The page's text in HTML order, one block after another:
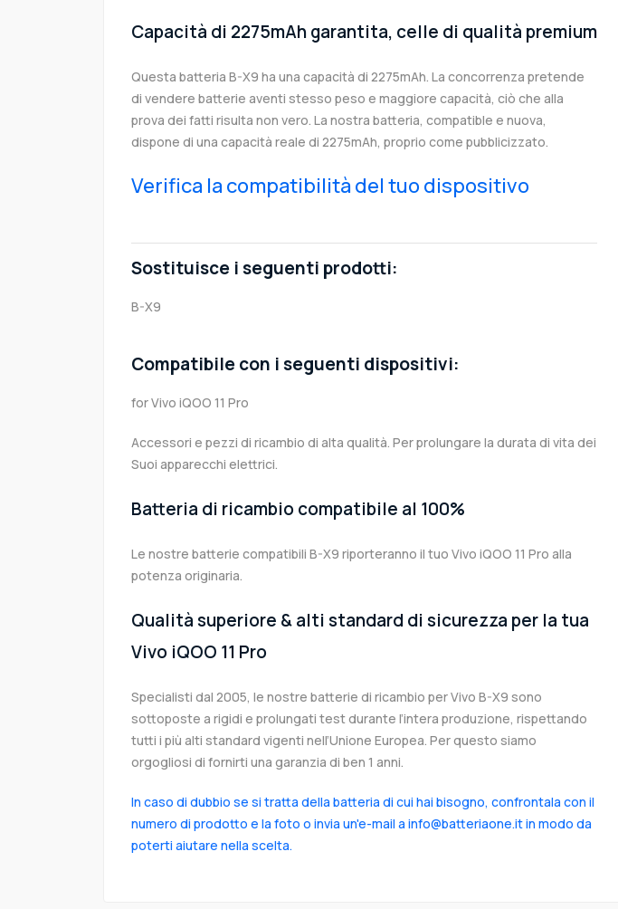
Capacità di 2275mAh garantita, celle di qualità premium
Questa batteria B-X9 ha una capacità di 2275mAh. La concorrenza pretende
di vendere batterie aventi stesso peso e maggiore capacità, ciò che alla
prova dei fatti risulta non vero. La nostra batteria, compatible e nuova,
dispone di una capacità reale di 2275mAh, proprio come pubblicizzato.
Verifica la compatibilità del tuo dispositivo
Sostituisce i seguenti prodotti:
B-X9
Compatibile con i seguenti dispositivi:
for Vivo iQOO 11 Pro
Accessori e pezzi di ricambio di alta qualità. Per prolungare la durata di vita dei
Suoi apparecchi elettrici.
Batteria di ricambio compatibile al 100%
Le nostre batterie compatibili B-X9 riporteranno il tuo Vivo iQOO 11 Pro alla
potenza originaria.
Qualità superiore & alti standard di sicurezza per la tua
Vivo iQOO 11 Pro
Specialisti dal 2005, le nostre batterie di ricambio per Vivo B-X9 sono
sottoposte a rigidi e prolungati test durante l’intera produzione, rispettando
tutti i più alti standard vigenti nell’Unione Europea. Per questo siamo
orgogliosi di fornirti una garanzia di ben 1 anni.
In caso di dubbio se si tratta della batteria di cui hai bisogno, confrontala con il
numero di prodotto e la foto o invia un'e-mail a info@batteriaone.it in modo da
poterti aiutare nella scelta.